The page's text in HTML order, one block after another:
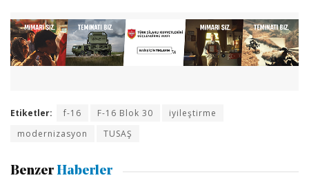
Etiketler: f-16 F-16 Blok 30
iyileştirme
modernizasyon
TUSAŞ
Benzer Haberler